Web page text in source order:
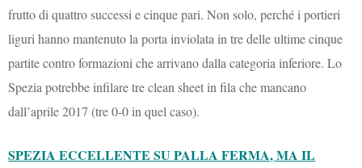
frutto di quattro successi e cinque pari. Non solo, perché i portieri
liguri hanno mantenuto la porta inviolata in tre delle ultime cinque
partite contro formazioni che arrivano dalla categoria inferiore. Lo
Spezia potrebbe infilare tre clean sheet in fila che mancano
dall’aprile 2017 (tre 0-0 in quel caso).
SPEZIA ECCELLENTE SU PALLA FERMA, MA IL